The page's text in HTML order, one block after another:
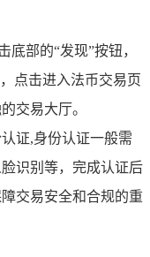
底部的“发现”按钮，
点击进入法币交易页
交易大厅。
证,身份认证一般需
识别等，完成认证后
交易安全和合规的重